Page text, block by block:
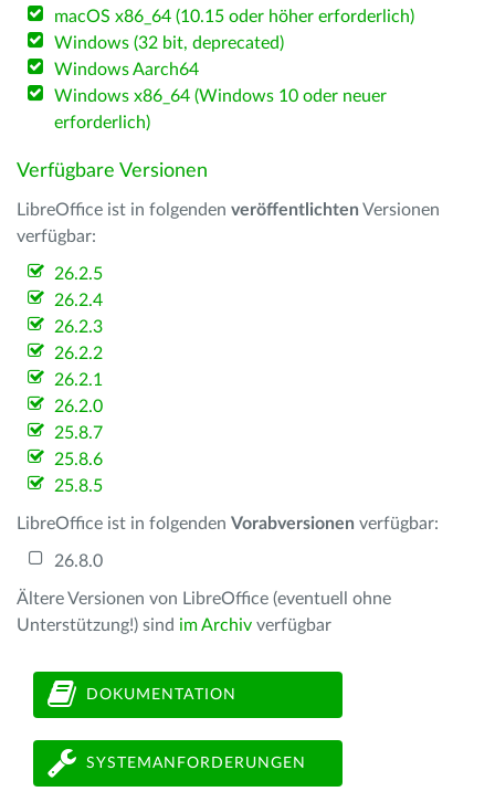
macOS x86_64 (10.15 oder höher erforderlich)
Windows (32 bit, deprecated)
Windows Aarch64
Windows x86_64 (Windows 10 oder neuer
erforderlich)
Verfügbare Versionen
LibreOffice ist in folgenden veröffentlichten Versionen
verfügbar:
26.2.5
26.2.4
26.2.3
26.2.2
26.2.1
26.2.0
25.8.7
25.8.6
25.8.5
LibreOffice ist in folgenden Vorabversionen verfügbar:
26.8.0
Ältere Versionen von LibreOffice (eventuell ohne
Unterstützung!) sind im Archiv verfügbar
DOKUMENTATION
SYSTEMANFORDERUNGEN